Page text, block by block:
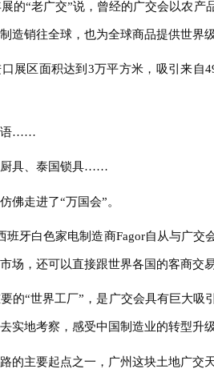
的“老广交”说，曾经的广交会以农
造销往全球，也为全球商品提供世界
展区面积达到3万平方米，吸引来自
语……
厨具、泰国锁具……
佛走进了“万国会”。
班牙白色家电制造商Fagor自从与广
场，还可以直接跟世界各国的客商交
的“世界工厂”，是广交会具有巨大
实地考察，感受中国制造业的转型升
的主要起点之一，广州这块土地广交